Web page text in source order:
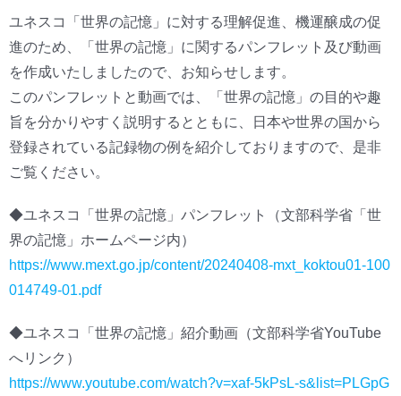
ユネスコ「世界の記憶」に対する理解促進、機運醸成の促
進のため、「世界の記憶」に関するパンフレット及び動画
を作成いたしましたので、お知らせします。
このパンフレットと動画では、「世界の記憶」の目的や趣
旨を分かりやすく説明するとともに、日本や世界の国から
登録されている記録物の例を紹介しておりますので、是非
ご覧ください。
◆ユネスコ「世界の記憶」パンフレット（文部科学省「世
界の記憶」ホームページ内）
https://www.mext.go.jp/content/20240408-mxt_koktou01-100
014749-01.pdf
◆ユネスコ「世界の記憶」紹介動画（文部科学省YouTube
へリンク）
https://www.youtube.com/watch?v=xaf-5kPsL-s&list=PLGpG